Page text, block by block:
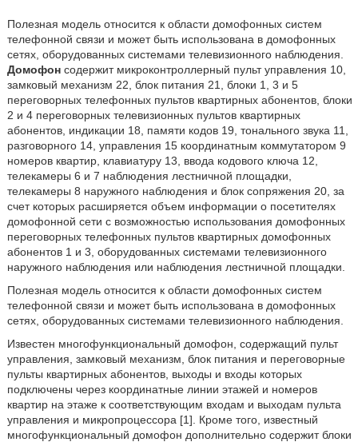
Полезная модель относится к области домофонных систем
телефонной связи и может быть использована в домофонных
сетях, оборудованных системами телевизионного наблюдения.
Домофонсодержит микроконтроллерный пульт управления 10,
замковый механизм 22, блок питания 21, блоки 1, 3 и 5
переговорных телефонных пультов квартирных абонентов, блоки
2 и 4 переговорных телевизионных пультов квартирных
абонентов, индикации 18, памяти кодов 19, тонального звука 11,
разговорного 14, управления 15 координатным коммутатором 9
номеров квартир, клавиатуру 13, ввода кодового ключа 12,
телекамеры 6 и 7 наблюдения лестничной площадки,
телекамеры 8 наружного наблюдения и блок сопряжения 20, за
счет которых расширяется объем информации о посетителях
домофонной сети с возможностью использования домофонных
переговорных телефонных пультов квартирных домофонных
абонентов 1 и 3, оборудованных системами телевизионного
наружного наблюдения или наблюдения лестничной площадки.
Полезная модель относится к области домофонных систем
телефонной связи и может быть использована в домофонных
сетях, оборудованных системами телевизионного наблюдения.
Известен многофункциональный домофон, содержащий пульт
управления, замковый механизм, блок питания и переговорные
пульты квартирных абонентов, выходы и входы которых
подключены через координатные линии этажей и номеров
квартир на этаже к соответствующим входам и выходам пульта
управления и микропроцессора [1]. Кроме того, известный
многофункциональный домофон дополнительно содержит блоки